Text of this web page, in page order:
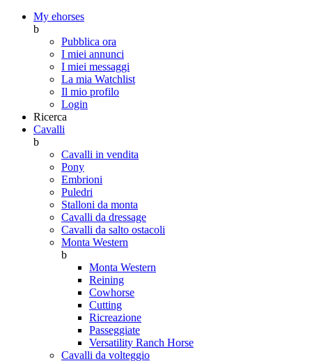
My ehorses
b
Pubblica ora
I miei annunci
I miei messaggi
La mia Watchlist
Il mio profilo
Login
Ricerca
Cavalli
b
Cavalli in vendita
Pony
Embrioni
Puledri
Stalloni da monta
Cavalli da dressage
Cavalli da salto ostacoli
Monta Western
b
Monta Western
Reining
Cowhorse
Cutting
Ricreazione
Passeggiate
Versatility Ranch Horse
Cavalli da volteggio